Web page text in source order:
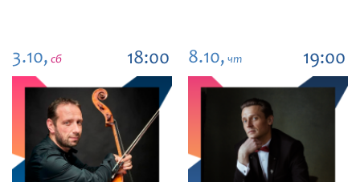
3.10, сб 18:00 8.10, чт 19:00